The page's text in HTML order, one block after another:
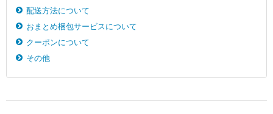
配送方法について
おまとめ梱包サービスについて
クーポンについて
その他